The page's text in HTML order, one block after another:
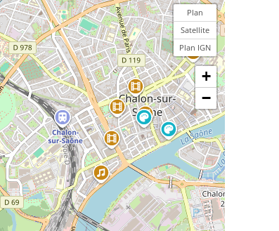
Plan
Satellite
Plan IGN
+
−